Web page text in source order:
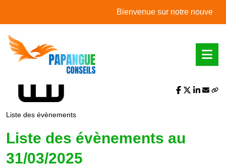
Bienvenue sur notre nouveau site
L'actualité du mois
Liste des évènements
Liste des évènements au
31/03/2025